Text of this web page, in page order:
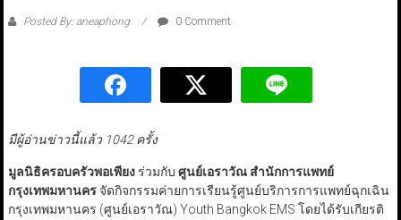
Posted By: aneaphong 0 Comment
มีผู้อ่านข่าวนี้แล้ว 1042 ครั้ง
มูลนิธิครอบครัวพอเพียงร่วมกับ ศูนย์เอราวัณ สำนักการแพทย์
กรุงเทพมหานครจัดกิจกรรมค่ายการเรียนรู้ศูนย์บริการการแพทย์ฉุกเฉิน
กรุงเทพมหานคร (ศูนย์เอราวัณ) Youth Bangkok EMS โดยได้รับเกียรติ